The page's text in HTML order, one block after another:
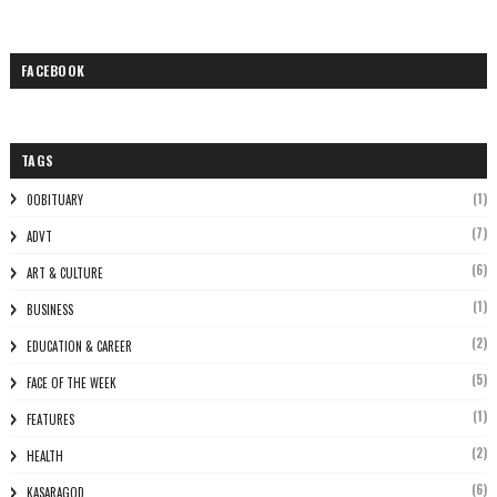
FACEBOOK
TAGS
0OBITUARY (1)
ADVT (7)
ART & CULTURE (6)
BUSINESS (1)
EDUCATION & CAREER (2)
FACE OF THE WEEK (5)
FEATURES (1)
HEALTH (2)
KASARAGOD (6)